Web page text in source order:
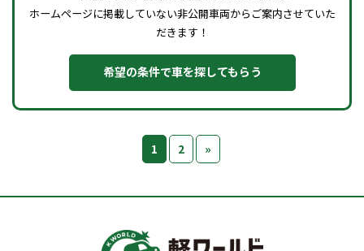
ホームページに掲載していない非公開車両からご案内させていた
だきます！
希望の条件で車を探してもらう
1 2 »